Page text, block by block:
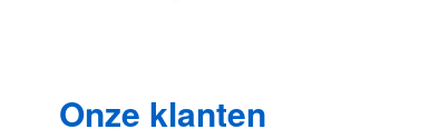
Onze klanten